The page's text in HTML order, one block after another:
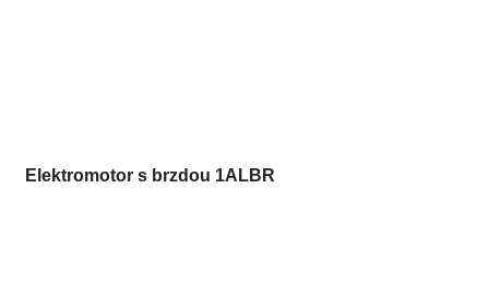
Elektromotor s brzdou 1ALBR